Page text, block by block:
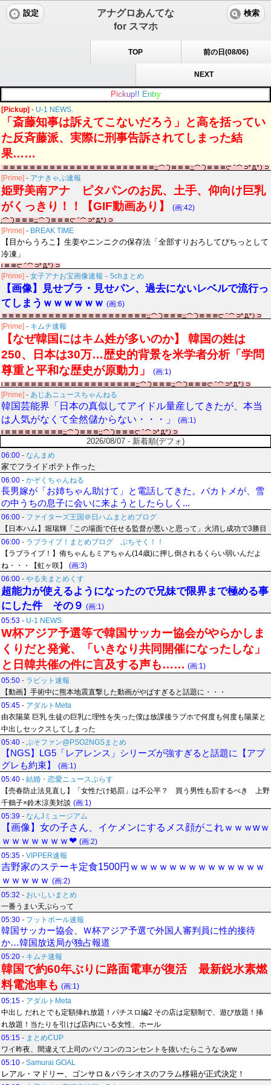
アナグロあんてな
for スマホ
設定 検索
TOP 前の日(08/06)
NEXT
Pic kup!! Entry
[Pickup] - U-1 NEWS.
「斎藤知事は訴えてこないだろう」と高を括ってい
た反斉藤派、実際に刑事告訴されてしまった結
果……
[Prime] - アナきゃぷ速報
姫野美南アナ ピタパンのお尻、土手、仰向け巨乳
がくっきり！！【GIF動画あり】
(画:42)
[Prime] - BREAK TIME
【目からうろこ】生姜やニンニクの保存法「全部すりおろしてぴちっとして
冷凍」
[Prime] - 女子アナお宝画像速報－5chまとめ
【画像】見せブラ・見せパン、過去にないレベルで流行っ
てしまうｗｗｗｗｗｗ (画:6)
[Prime] - キムチ速報
【なぜ韓国にはキム姓が多いのか】 韓国の姓は
250、日本は30万…歴史的背景を米学者分析「学問
尊重と平和な歴史が原動力」
(画:1)
[Prime] - あじあニュースちゃんねる
韓国芸能界「日本の真似してアイドル量産してきたが、本当
は人気がなくて全然儲からない・・・」
(画:1)
2026/08/07 - 新着順(デフォ)
06:00 - なんまめ
家でフライドポテト作った
06:00 - かぞくちゃんねる
長男嫁が「お姉ちゃん助けて」と電話してきた。バカトメが、雪
の中うちの息子に会いに来ようとしたらしく...
06:00 - ファイターズ王国＠日ハムまとめブログ
【日本ハム】堀瑞輝「この場面で任せる監督が悪いと思って」火消し成功で3勝目
06:00 - ラブライブ！まとめブログ ぷちそく！！
【ラブライブ！】侑ちゃんもミアちゃん(14歳)に押し倒されるくらい弱いんだよ
ね・・・【虹ヶ咲】
(画:3)
06:00 - やる夫まとめくす
超能力が使えるようになったので兄妹で限界まで極める事
にした件 その９ (画:1)
05:53 - U-1 NEWS.
W杯アジア予選等で韓国サッカー協会がやらかしま
くりだと発覚、「いきなり共同開催になったしな」
と日韓共催の件に言及する声も…… (画:1)
05:50 - ラビット速報
【動画】手術中に熊本地震直撃した動画がやばすぎると話題に・・・
05:45 - アダルトMeta
由衣陽菜 巨乳 生徒の巨乳に理性を失った僕は放課後ラブホで何度も何度も陽菜と
中出しセックスしてしまった
05:40 - ぷそファン@PSO2NGSまとめ
【NGS】LG5「レアレンス」シリーズが強すぎると話題に【アプ
グレも約束】
(画:1)
05:40 - 結婚・恋愛ニュースぷらす
【売春防止法見直し】「女性だけ処罰」は不公平？ 買う男性も罰するべき 上野
千鶴子×鈴木涼美対談 (画:1)
05:39 - なんJミュージアム
【画像】女の子さん、イケメンにするメス顔がこれｗｗｗwｗ
ｗｗｗｗｗｗｗ❤ (画:2)
05:35 - VIPPER速報
吉野家のステーキ定食1500円ｗｗｗｗｗｗｗｗｗｗｗｗｗｗ
ｗｗｗｗｗ (画:2)
05:32 - おいしいまとめ
一番うまい天ぷらって
05:30 - フットボール速報
韓国サッカー協会、Ｗ杯アジア予選で外国人審判員に性的接待
か…韓国放送局が独占報道
05:20 - キムチ速報
韓国で約60年ぶりに路面電車が復活 最新鋭水素燃
料電池車も (画:1)
05:15 - アダルトMeta
中出し だれとでも定額挿れ放題！パチスロ編2 その店は定額制で、遊び放題！挿
れ放題！当たりを引けば店内にいる女性、ホール
05:15 - まとめCUP
ワイ昨夜、間違えて上司のパソコンのコンセントを抜いたらこうなるww
05:10 - Samurai GOAL
レアル・マドリー、ゴンサロ＆パラシオスのフラム移籍が正式決定！